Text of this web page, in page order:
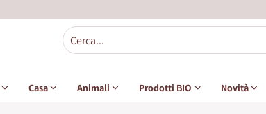
Casa Animali Prodotti BIO Novità